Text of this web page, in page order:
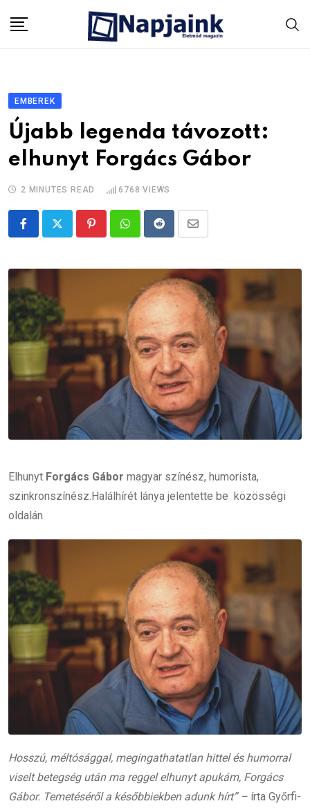
EMBEREK
Újabb legenda távozott:
elhunyt Forgács Gábor
2 MINUTES READ 6768 VIEWS
PinterestWhatsappRedditShare
Email
Elhunyt Forgács Gábor magyar színész, humorista,
szinkronszínész.Halálhírét lánya jelentette be közösségi
oldalán.
Hosszú, méltósággal, megingathatatlan hittel és humorral
viselt betegség után ma reggel elhunyt apukám, Forgács
Gábor. Temetéséről a későbbiekben adunk hírt” – írta Győrfi-